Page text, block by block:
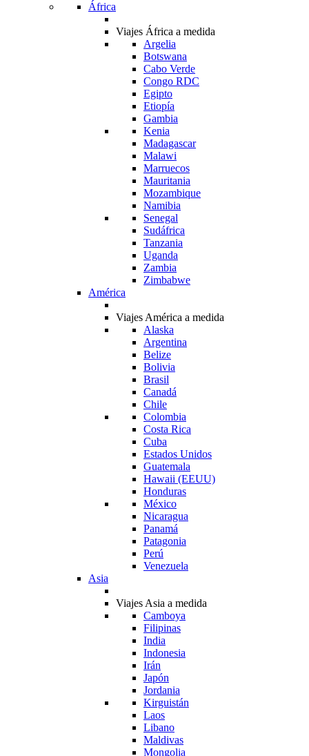
África
Viajes África a medida
Argelia
Botswana
Cabo Verde
Congo RDC
Egipto
Etiopía
Gambia
Kenia
Madagascar
Malawi
Marruecos
Mauritania
Mozambique
Namibia
Senegal
Sudáfrica
Tanzania
Uganda
Zambia
Zimbabwe
América
Viajes América a medida
Alaska
Argentina
Belize
Bolivia
Brasil
Canadá
Chile
Colombia
Costa Rica
Cuba
Estados Unidos
Guatemala
Hawaii (EEUU)
Honduras
México
Nicaragua
Panamá
Patagonia
Perú
Venezuela
Asia
Viajes Asia a medida
Camboya
Filipinas
India
Indonesia
Irán
Japón
Jordania
Kirguistán
Laos
Libano
Maldivas
Mongolia